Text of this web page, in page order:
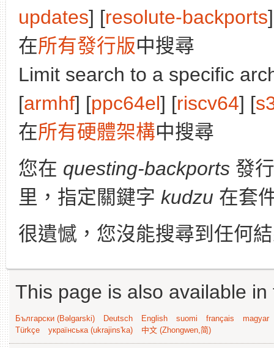
updates] [resolute-backports
在所有發行版中搜尋
Limit search to a specific
[armhf] [ppc64el] [riscv64] [
在所有硬體架構中搜尋
您在 questing-backports 發
里，指定關鍵字 kudzu 在套
很遺憾，您沒能搜尋到任何
This page is also available
Български (Bəlgarski) Deutsch English suomi français
magyar
Türkçe
українська (ukrajins'ka) 中文 (Zhongwen,简)